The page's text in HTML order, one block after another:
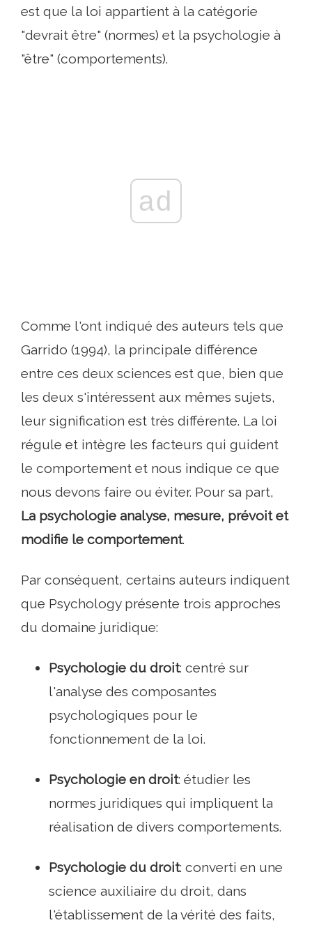
est que la loi appartient à la catégorie
"devrait être" (normes) et la psychologie à
"être" (comportements).
ad
Comme l'ont indiqué des auteurs tels que
Garrido (1994), la principale différence
entre ces deux sciences est que, bien que
les deux s'intéressent aux mêmes sujets,
leur signification est très différente. La loi
régule et intègre les facteurs qui guident
le comportement et nous indique ce que
nous devons faire ou éviter. Pour sa part,
La psychologie analyse, mesure, prévoit et
modifie le comportement.
Par conséquent, certains auteurs indiquent
que Psychology présente trois approches
du domaine juridique:
Psychologie du droit: centré sur
l'analyse des composantes
psychologiques pour le
fonctionnement de la loi.
Psychologie en droit: étudier les
normes juridiques qui impliquent la
réalisation de divers comportements.
Psychologie du droit: converti en une
science auxiliaire du droit, dans
l'établissement de la vérité des faits,